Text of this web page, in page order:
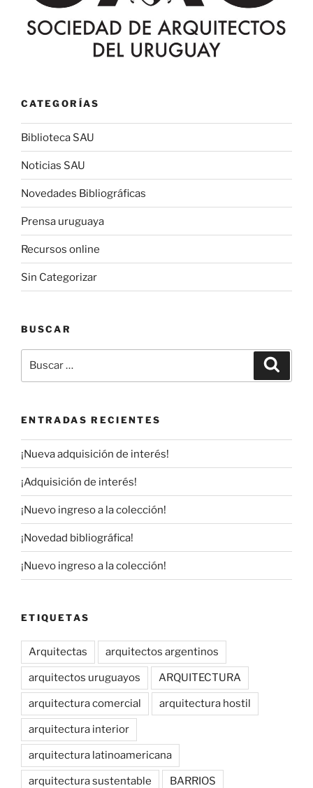
CATEGORÍAS
Biblioteca SAU
Noticias SAU
Novedades Bibliográficas
Prensa uruguaya
Recursos online
Sin Categorizar
BUSCAR
por:
ENTRADAS RECIENTES
¡Nueva adquisición de interés!
¡Adquisición de interés!
¡Nuevo ingreso a la colección!
¡Novedad bibliográfica!
¡Nuevo ingreso a la colección!
ETIQUETAS
Arquitectas arquitectos argentinos
arquitectos uruguayos ARQUITECTURA
arquitectura comercial arquitectura hostil
arquitectura interior
arquitectura latinoamericana
arquitectura sustentable BARRIOS